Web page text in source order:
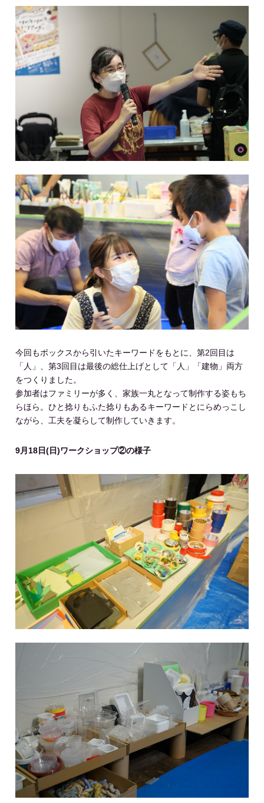
今回もボックスから引いたキーワードをもとに、第2回目は
「人」、第3回目は最後の総仕上げとして「人」「建物」両方
をつくりました。
参加者はファミリーが多く、家族一丸となって制作する姿もち
らほら。ひと捻りもふた捻りもあるキーワードとにらめっこし
ながら、工夫を凝らして制作していきます。
9月18日(日)ワークショップ②の様子